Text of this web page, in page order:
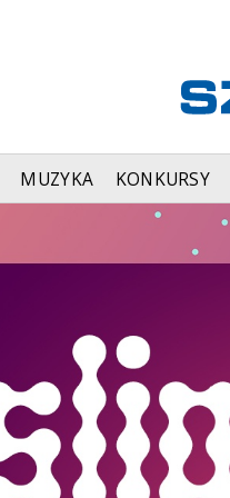
MUZYKA KONKURSY